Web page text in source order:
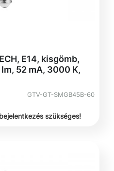
E14, kisgömb,
52 mA, 3000 K,
GTV-GT-SMGB45B-60
szükséges!